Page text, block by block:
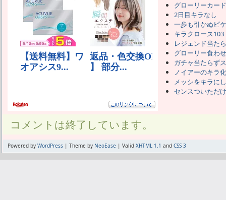
グローリーカー
2日目キラなし
一歩も引かぬピケ
キラクロース103
レジェンド当た
グローリー食わ
ガチャ当たらず
ノイアーのキラ
メッシをキラに
センスついただ
コメントは終了しています。
Powered by WordPress | Theme by NeoEase | Valid XHTML 1.1 and CSS 3